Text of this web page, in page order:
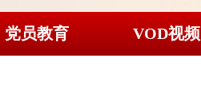
党员教育 VOD视频